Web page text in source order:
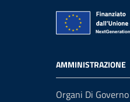
AMMINISTRAZIONE
Organi Di Governo